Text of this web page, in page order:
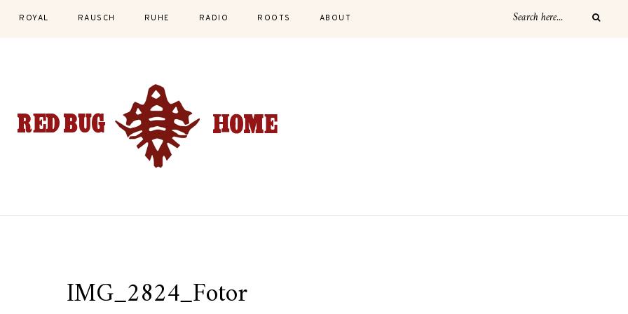
ROYAL RAUSCH RUHE RADIO ROOTS ABOUT
IMG_2824_Fotor